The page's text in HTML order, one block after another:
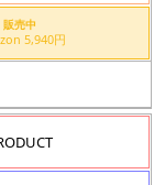
販売中
Amazon 5,940円